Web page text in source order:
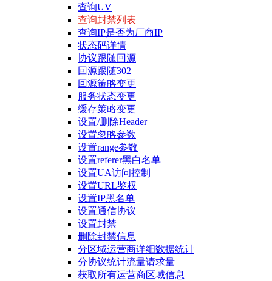
查询UV
查询封禁列表
查询IP是否为厂商IP
状态码详情
协议跟随回源
回源跟随302
回源策略变更
服务状态变更
缓存策略变更
设置/删除Header
设置忽略参数
设置range参数
设置referer黑白名单
设置UA访问控制
设置URL鉴权
设置IP黑名单
设置通信协议
设置封禁
删除封禁信息
分区域运营商详细数据统计
分协议统计流量请求量
获取所有运营商区域信息